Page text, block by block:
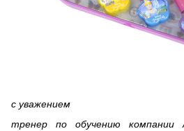
с уважением
тренер по обучению